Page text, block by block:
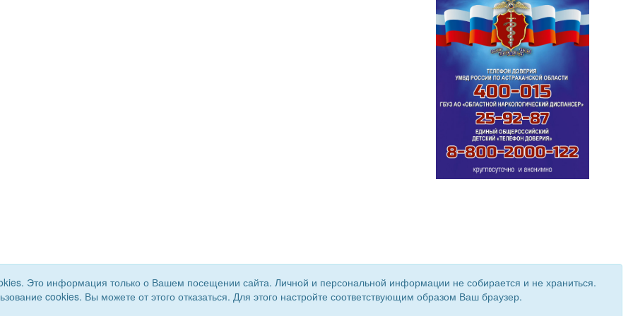
района. Все права
Сайт создан при поддержке «Информационная сеть RD
Это информация только о Вашем посещении сайта. Личной и персональной информации не собирается и не храниться.
cookies. Вы можете от этого отказаться. Для этого настройте соответствующим образом Ваш браузер.